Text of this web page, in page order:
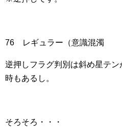
76 レギュラー（意識混濁
逆押しフラグ判別は斜め星テ
時もあるし。
そろそろ・・・